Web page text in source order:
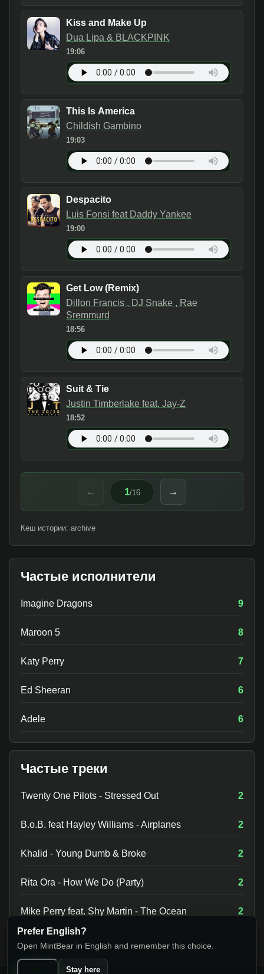
Kiss and Make Up
Dua Lipa & BLACKPINK
19:06
This Is America
Childish Gambino
19:03
Despacito
Luis Fonsi feat Daddy Yankee
19:00
Get Low (Remix)
Dillon Francis , DJ Snake , Rae
Sremmurd
18:56
Suit & Tie
Justin Timberlake feat. Jay-Z
18:52
← 1/16 →
Кеш истории: archive
Частые исполнители
Imagine Dragons 9
Maroon 5 8
Katy Perry 7
Ed Sheeran 6
Adele 6
Частые треки
Twenty One Pilots - Stressed Out 2
B.o.B. feat Hayley Williams - Airplanes 2
Khalid - Young Dumb & Broke 2
Rita Ora - How We Do (Party) 2
Mike Perry feat. Shy Martin - The Ocean
2
Prefer English?
Open MintBear in English and remember this choice.
Stay here